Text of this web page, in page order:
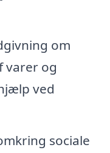
om
varer og
ved
sociale